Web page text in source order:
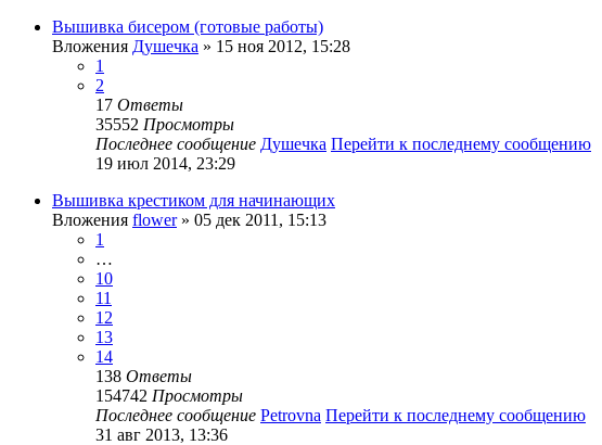
Вышивка бисером (готовые работы)
Вложения Душечка » 15 ноя 2012, 15:28
1
2
17 Ответы
35552 Просмотры
Последнее сообщение Душечка Перейти к последнему сообщению
19 июл 2014, 23:29
Вышивка крестиком для начинающих
Вложения flower» 05 дек 2011, 15:13
1
…
10
11
12
13
14
138 Ответы
154742 Просмотры
Последнее сообщение Petrovna Перейти к последнему сообщению
31 авг 2013, 13:36